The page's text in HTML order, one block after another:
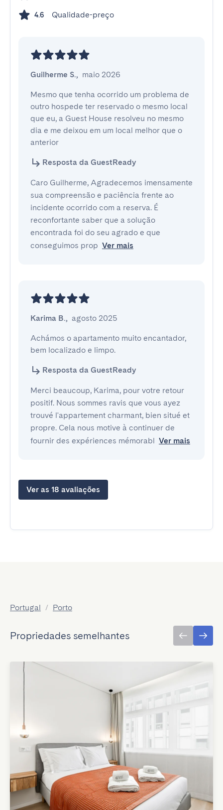
4.6 Qualidade-preço
Guilherme S., maio 2026
Mesmo que tenha ocorrido um problema de
outro hospede ter reservado o mesmo local
que eu, a Guest House resolveu no mesmo
dia e me deixou em um local melhor que o
anterior
Resposta da GuestReady
Caro Guilherme, Agradecemos imensamente
sua compreensão e paciência frente ao
incidente ocorrido com a reserva. É
reconfortante saber que a solução
encontrada foi do seu agrado e que
conseguimos prop Ver mais
Karima B., agosto 2025
Achámos o apartamento muito encantador,
bem localizado e limpo.
Resposta da GuestReady
Merci beaucoup, Karima, pour votre retour
positif. Nous sommes ravis que vous ayez
trouvé l'appartement charmant, bien situé et
propre. Cela nous motive à continuer de
fournir des expériences mémorabl Ver mais
Ver as 18 avaliações
Portugal / Porto
Propriedades semelhantes